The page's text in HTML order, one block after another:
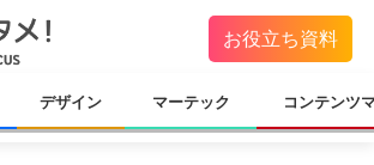
お役立ち資料
デザイン マーテック コンテンツ